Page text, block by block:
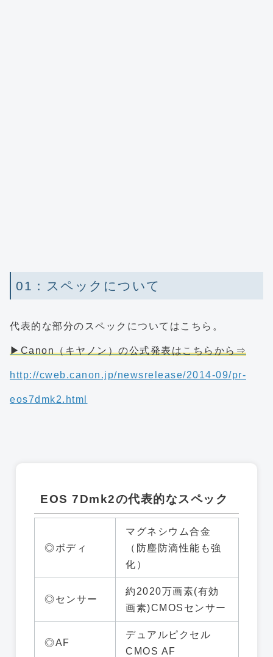
01：スペックについて
代表的な部分のスペックについてはこちら。
▶Canon（キヤノン）の公式発表はこちらから⇒
http://cweb.canon.jp/newsrelease/2014-09/pr-
eos7dmk2.html
EOS 7Dmk2の代表的なスペック
◎ボディ
マグネシウム合金
（防塵防滴性能も強
化）
◎センサー
約2020万画素(有効
画素)CMOSセンサー
◎AF
デュアルピクセル
CMOS AF